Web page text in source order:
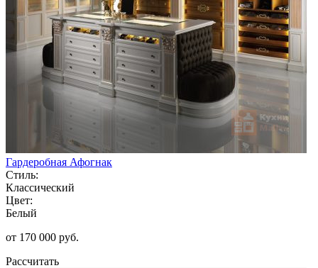
Гардеробная Афогнак
Стиль:
Классический
Цвет:
Белый
от 170 000 руб.
Рассчитать